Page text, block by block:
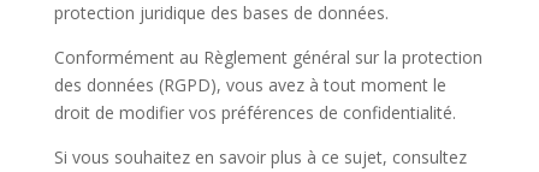
protection juridique des bases de données.
Conformément au Règlement général sur la protection
des données (RGPD), vous avez à tout moment le
droit de modifier vos préférences de confidentialité.
Si vous souhaitez en savoir plus à ce sujet, consultez